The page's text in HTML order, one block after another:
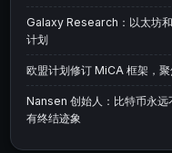
Galaxy Research：以太坊
计划
欧盟计划修订 MiCA 框架，
Nansen 创始人：比特币永
有终结迹象